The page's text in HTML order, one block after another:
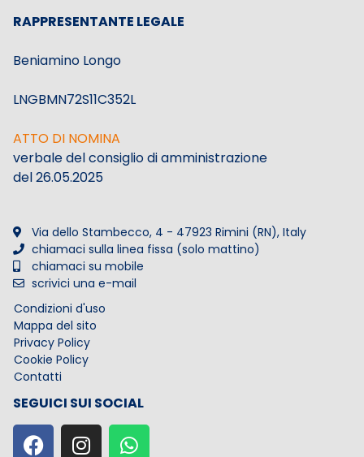
RAPPRESENTANTE LEGALE
Beniamino Longo
LNGBMN72S11C352L
ATTO DI NOMINA
verbale del consiglio di amministrazione
del 26.05.2025
Via dello Stambecco, 4 - 47923 Rimini (RN), Italy
chiamaci sulla linea fissa (solo mattino)
chiamaci su mobile
scrivici una e-mail
Condizioni d'uso
Mappa del sito
Privacy Policy
Cookie Policy
Contatti
SEGUICI SUI SOCIAL